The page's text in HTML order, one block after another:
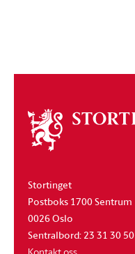
Om
stortinget
Stortinget
Postboks 1700 Sentrum
0026 Oslo
Sentralbord: 23 31 30 50